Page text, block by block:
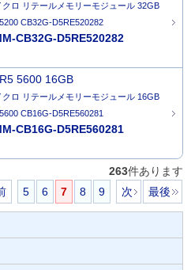
ロ リテールメモリーモジュール 32GB
CB32G-D5RE520282
CB32G-D5RE520282
5600 16GB
ロ リテールメモリーモジュール 16GB
CB16G-D5RE560281
CB16G-D5RE560281
263件あります
5 6 7 8 9 次 最後